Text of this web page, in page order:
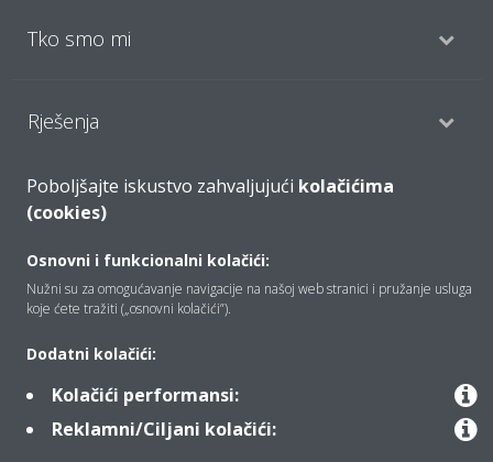
Tko smo mi
Rješenja
Kontakt
Proizvodi
Pravna napomena
Obavijest o kolačićima
Pravilnik o zaštiti privatnosti podataka
Poboljšajte iskustvo zahvaljujući kolačićima
(cookies)
Osnovni i funkcionalni kolačići:
Nužni su za omogućavanje navigacije na našoj web stranici i pružanje usluga
koje ćete tražiti („osnovni kolačići”).
Dodatni kolačići:
Kolačići performansi:
Reklamni/Ciljani kolačići: